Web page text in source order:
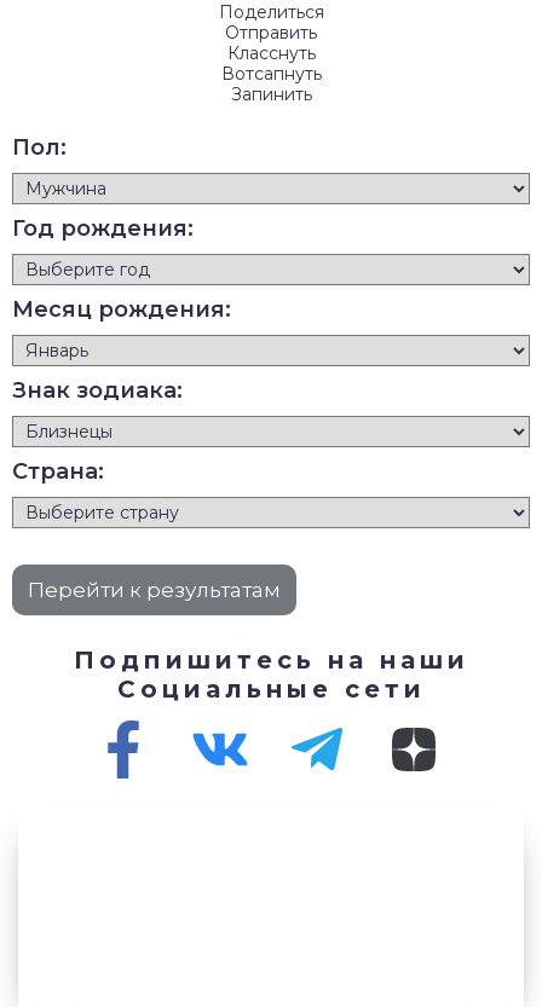
Поделиться
Отправить
Класснуть
Вотсапнуть
Запинить
Пол:
Год рождения:
Месяц рождения:
Знак зодиака:
Страна:
Подпишитесь на наши
Социальные сети